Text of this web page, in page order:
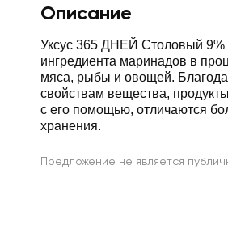
Описание
Уксус 365 ДНЕЙ Столовый 9%
ингредиента маринадов в
мяса, рыбы и овощей.
свойствам вещества,
с его помощью, отличаются
хранения.
Предложение не является